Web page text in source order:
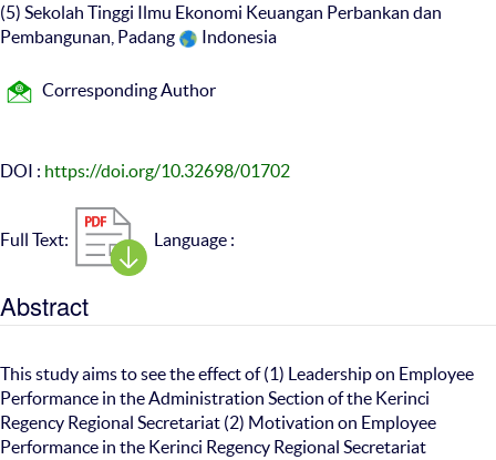
(5) Sekolah Tinggi Ilmu Ekonomi Keuangan Perbankan dan
Pembangunan, Padang
Indonesia
Corresponding Author
DOI : https://doi.org/10.32698/01702
Full Text: Language :
Abstract
This study aims to see the effect of (1) Leadership on Employee
Performance in the Administration Section of the Kerinci
Regency Regional Secretariat (2) Motivation on Employee
Performance in the Kerinci Regency Regional Secretariat